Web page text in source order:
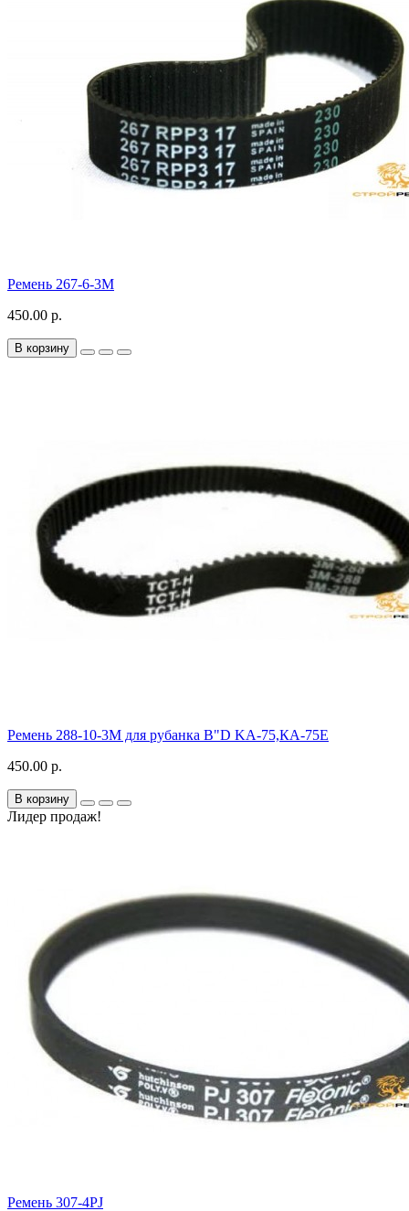
Ремень 267-6-3M
450.00 р.
В корзину
Ремень 288-10-3M для рубанка B"D KA-75,КА-75Е
450.00 р.
В корзину
Лидер продаж!
Ремень 307-4PJ